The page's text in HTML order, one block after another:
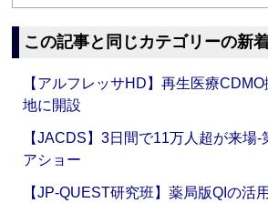
この記事と同じカテゴリーの新
【アルフレッサHD】再生医療
地に開設
【JACDS】3日間で11万人超が来場
アショー
【JP-QUEST研究班】薬局版QIの活